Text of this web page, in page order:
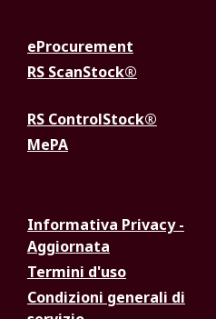
eProcurement
RS ScanStock®
RS ControlStock®
MePA
Informativa Privacy -
Aggiornata
Termini d'uso
Condizioni generali di